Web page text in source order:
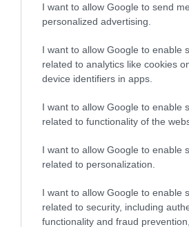
I want to allow Google to send me
personalized advertising.
I want to allow Google to enable
related to analytics like cookies
device identifiers in apps.
I want to allow Google to enable
related to functionality of the
I want to allow Google to enable
related to personalization.
I want to allow Google to enable
related to security, including
functionality and fraud
Φωτιά στη Βοιωτία: Έκτακτα
μέτρα στήριξης για την εστίαση
08.08.2026 | 15:20
Μεγάλη προσοχή στην Εύβοια:
08.08.2026 | 15:00
Όμιλος ΔΕΗ: Νέα συμφωνία για
χαρτοφυλάκιο έργων ΑΠΕ
Σε πελάγη ευτυχίας
αντιδήμαρχος στην
Εύβοια! Έγινε για τρίτη
φορά παππούς!
«Κόκκινος»